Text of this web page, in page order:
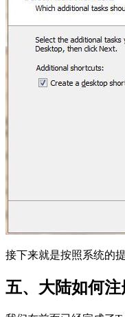
接下来就是按照系统的
五、大陆如何注